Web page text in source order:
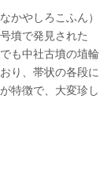
かやしろこふん）
墳で発見された
も中社古墳の埴輪
り、帯状の各段に
特徴で、大変珍し